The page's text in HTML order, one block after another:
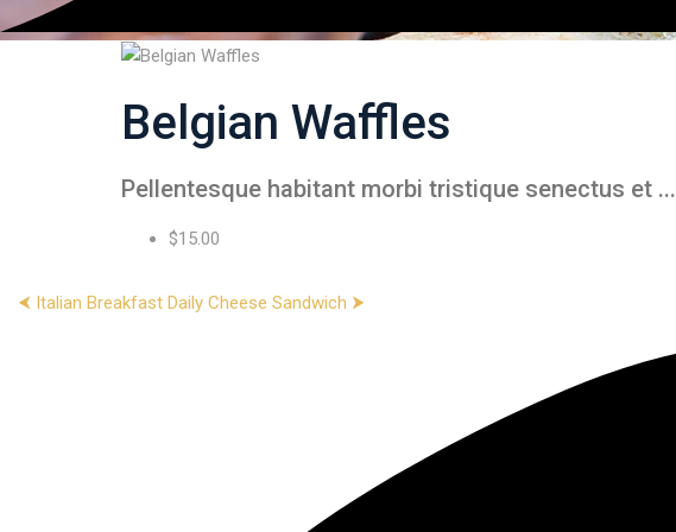
Belgian Waffles
Pellentesque habitant morbi tristique senectus et ...
$15.00
⮜ Italian Breakfast Daily Cheese Sandwich ⮞